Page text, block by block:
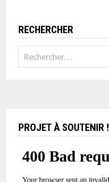
RECHERCHER
Rechercher :
PROJET À SOUTENIR !